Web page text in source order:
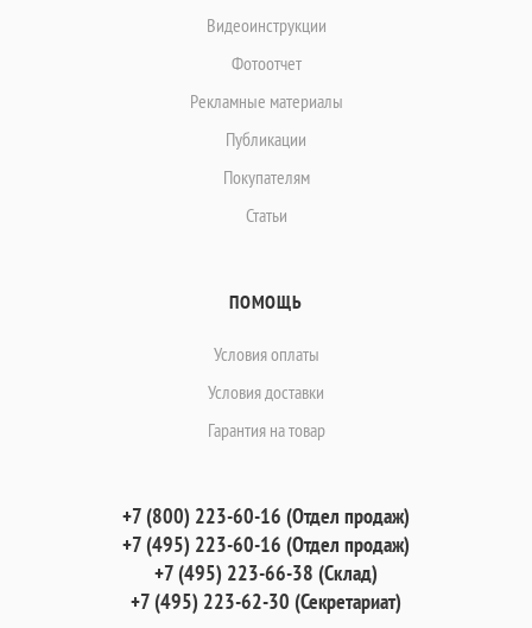
Видеоинструкции
Фотоотчет
Рекламные материалы
Публикации
Покупателям
Статьи
ПОМОЩЬ
Условия оплаты
Условия доставки
Гарантия на товар
+7 (800) 223-60-16 (Отдел продаж)
+7 (495) 223-60-16 (Отдел продаж)
+7 (495) 223-66-38 (Склад)
+7 (495) 223-62-30 (Секретариат)